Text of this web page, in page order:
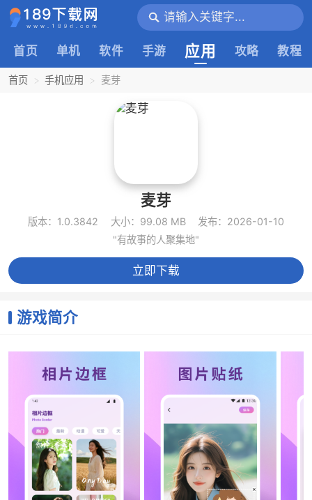
首页 单机 软件 手游 应用 攻略 教程
首页 手机应用 麦芽
麦芽
版本：1.0.3842 大小：99.08 MB
发布：2026-01-10
"有故事的人聚集地"
立即下载
游戏简介